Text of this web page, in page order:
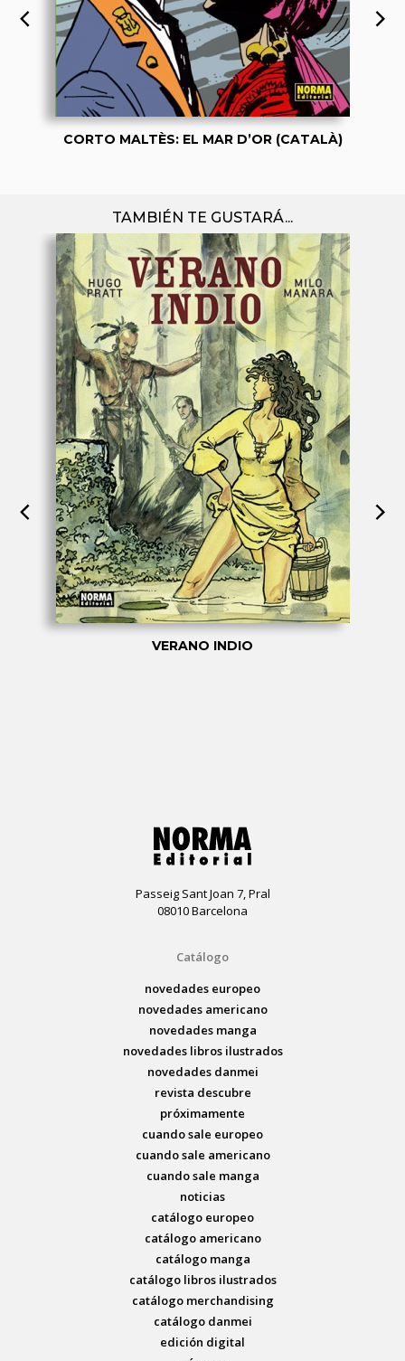
CORTO MALTÈS: EL MAR D’OR (CATALÀ)
TAMBIÉN TE GUSTARÁ...
VERANO INDIO
Passeig Sant Joan 7, Pral
08010 Barcelona
Catálogo
novedades europeo
novedades americano
novedades manga
novedades libros ilustrados
novedades danmei
revista descubre
próximamente
cuando sale europeo
cuando sale americano
cuando sale manga
noticias
catálogo europeo
catálogo americano
catálogo manga
catálogo libros ilustrados
catálogo merchandising
catálogo danmei
edición digital